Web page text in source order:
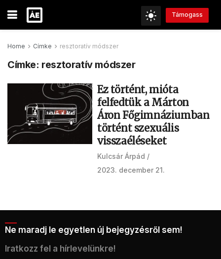
Támogass
Home Címke resztoratív módszer
Címke: resztoratív módszer
Ez történt, mióta
felfedtük a Márton
Áron Főgimnáziumban
történt szexuális
visszaéléseket
Kulcsár Árpád
2023. december 21.
Ne maradj le egyetlen új bejegyzésről sem!
Iratkozz fel a hírlevelünkre!